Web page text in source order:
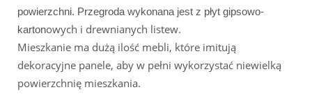
powierzchni. Przegroda wykonana jest z płyt gipsowo-
kartonowych i drewnianych listew.
Mieszkanie ma dużą ilość mebli, które imitują
dekoracyjne panele, aby w pełni wykorzystać niewielką
powierzchnię mieszkania.